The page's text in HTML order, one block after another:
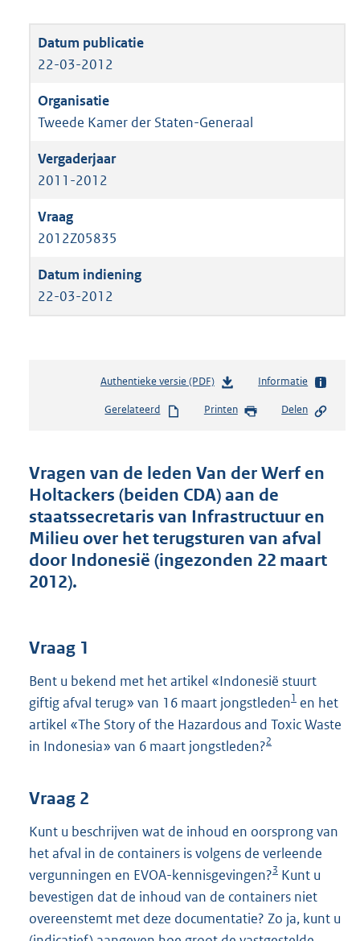
22-03-2012
Tweede Kamer der Staten-Generaal
2011-2012
2012Z05835
22-03-2012
Authentieke versie (PDF)b
s
d
s
g
r
o
K
b
Informatie
Gerelateerd Printen Delen
Vragen van de leden Van der Werf en
Holtackers (beiden CDA) aan de
staatssecretaris van Infrastructuur en
Milieu over het terugsturen van afval
door Indonesië (ingezonden 22 maart
2012).
Vraag 1
Bent u bekend met het artikel «Indonesië stuurt
giftig afval terug» van 16 maart jongstleden1 en het
artikel «The Story of the Hazardous and Toxic Waste
in Indonesia» van 6 maart jongstleden?2
Vraag 2
Kunt u beschrijven wat de inhoud en oorsprong van
het afval in de containers is volgens de verleende
vergunningen en EVOA-kennisgevingen?3 Kunt u
bevestigen dat de inhoud van de containers niet
overeenstemt met deze documentatie? Zo ja, kunt u